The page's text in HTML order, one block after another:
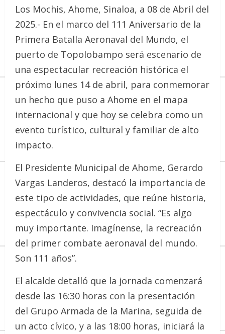
Los Mochis, Ahome, Sinaloa, a 08 de Abril del
2025.- En el marco del 111 Aniversario de la
Primera Batalla Aeronaval del Mundo, el
puerto de Topolobampo será escenario de
una espectacular recreación histórica el
próximo lunes 14 de abril, para conmemorar
un hecho que puso a Ahome en el mapa
internacional y que hoy se celebra como un
evento turístico, cultural y familiar de alto
impacto.
El Presidente Municipal de Ahome, Gerardo
Vargas Landeros, destacó la importancia de
este tipo de actividades, que reúne historia,
espectáculo y convivencia social. “Es algo
muy importante. Imagínense, la recreación
del primer combate aeronaval del mundo.
Son 111 años”.
El alcalde detalló que la jornada comenzará
desde las 16:30 horas con la presentación
del Grupo Armada de la Marina, seguida de
un acto cívico, y a las 18:00 horas, iniciará la